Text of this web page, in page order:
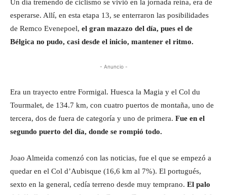
Un día tremendo de ciclismo se vivió en la jornada reina, era de
esperarse. Allí, en esta etapa 13, se enterraron las posibilidades
de Remco Evenepoel, el gran mazazo del día, pues el de
Bélgica no pudo, casi desde el inicio, mantener el ritmo.
- Anuncio -
Era un trayecto entre Formigal. Huesca la Magia y el Col du
Tourmalet, de 134.7 km, con cuatro puertos de montaña, uno de
tercera, dos de fuera de categoría y uno de primera. Fue en el
segundo puerto del día, donde se rompió todo.
Joao Almeida comenzó con las noticias, fue el que se empezó a
quedar en el Col d’Aubisque (16,6 km al 7%). El portugués,
sexto en la general, cedía terreno desde muy temprano. El palo